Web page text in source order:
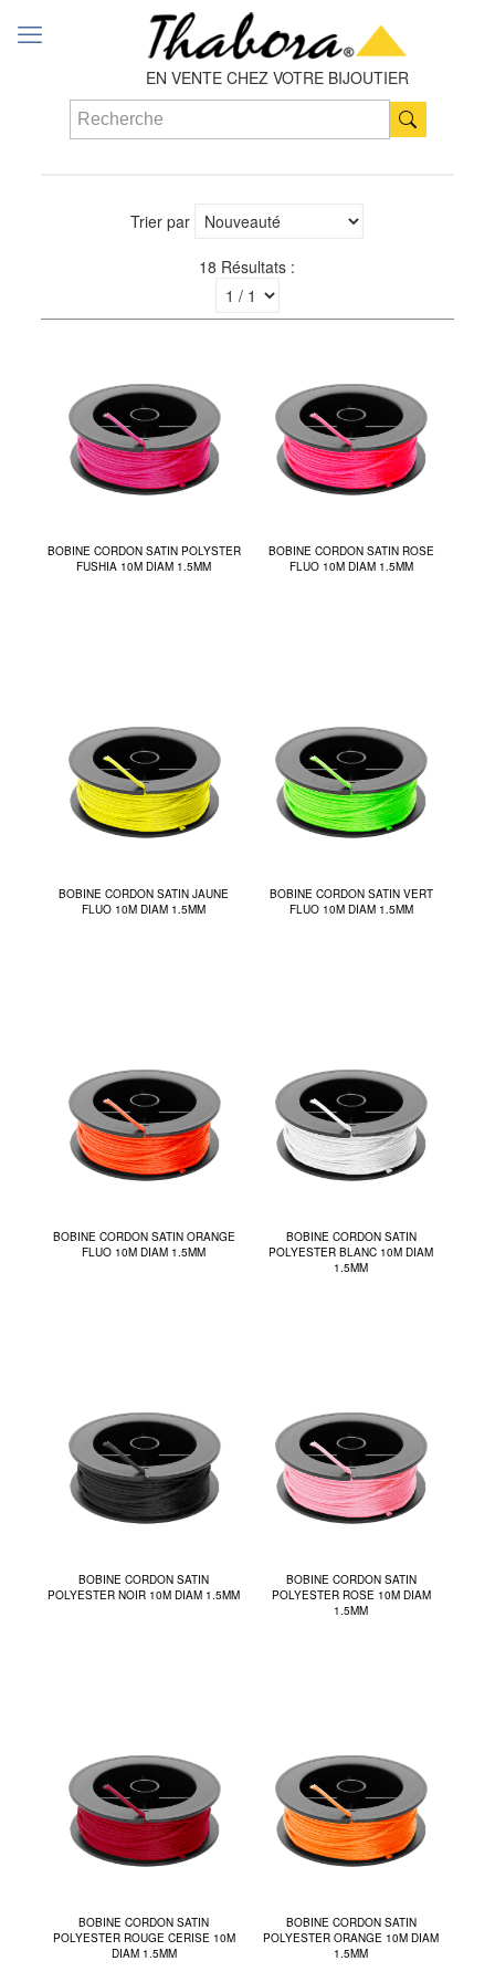
EN VENTE CHEZ VOTRE BIJOUTIER
Trier par
18 Résultats :
BOBINE CORDON SATIN POLYSTER
FUSHIA 10M DIAM 1.5MM
BOBINE CORDON SATIN ROSE
FLUO 10M DIAM 1.5MM
BOBINE CORDON SATIN JAUNE
FLUO 10M DIAM 1.5MM
BOBINE CORDON SATIN VERT
FLUO 10M DIAM 1.5MM
BOBINE CORDON SATIN ORANGE
FLUO 10M DIAM 1.5MM
BOBINE CORDON SATIN
POLYESTER BLANC 10M DIAM
1.5MM
BOBINE CORDON SATIN
POLYESTER NOIR 10M DIAM 1.5MM
BOBINE CORDON SATIN
POLYESTER ROSE 10M DIAM
1.5MM
BOBINE CORDON SATIN
POLYESTER ROUGE CERISE 10M
DIAM 1.5MM
BOBINE CORDON SATIN
POLYESTER ORANGE 10M DIAM
1.5MM